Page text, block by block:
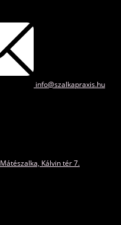
info@szalkapraxis.hu
Mátészalka, Kálvin tér 7.